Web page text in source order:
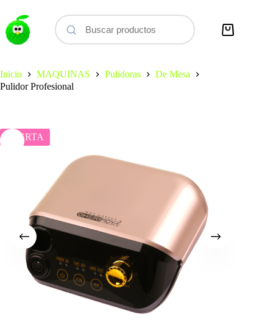
contenido
Carro
Inicio
MAQUINAS Pulidoras
De Mesa
Pulidor Profesional
OFERTA